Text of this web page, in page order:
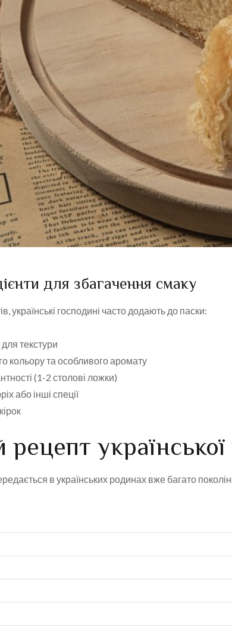
для збагачення смаку
українські господині часто додають до паски:
текстури
кольору та особливого аромату
(1-2 столові ложки)
або інші спеції
української
в українських родинах вже багато